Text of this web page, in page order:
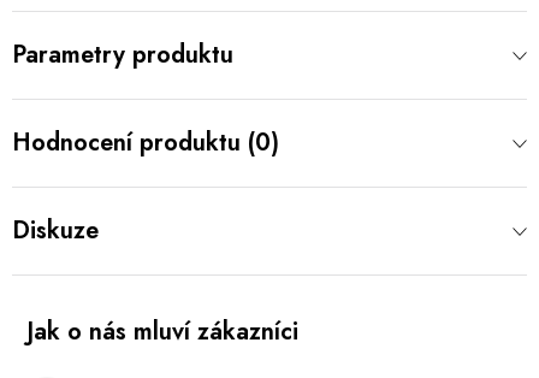
Parametry produktu
Hodnocení produktu (0)
Diskuze